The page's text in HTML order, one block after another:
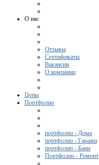
О нас
Отзывы
Сертификаты
Вакансии
О компании
Цены
Портфолио
портфолио - Дома
портфолио - Гаражи
портфолио - Бани
Портфолио - Ремонт